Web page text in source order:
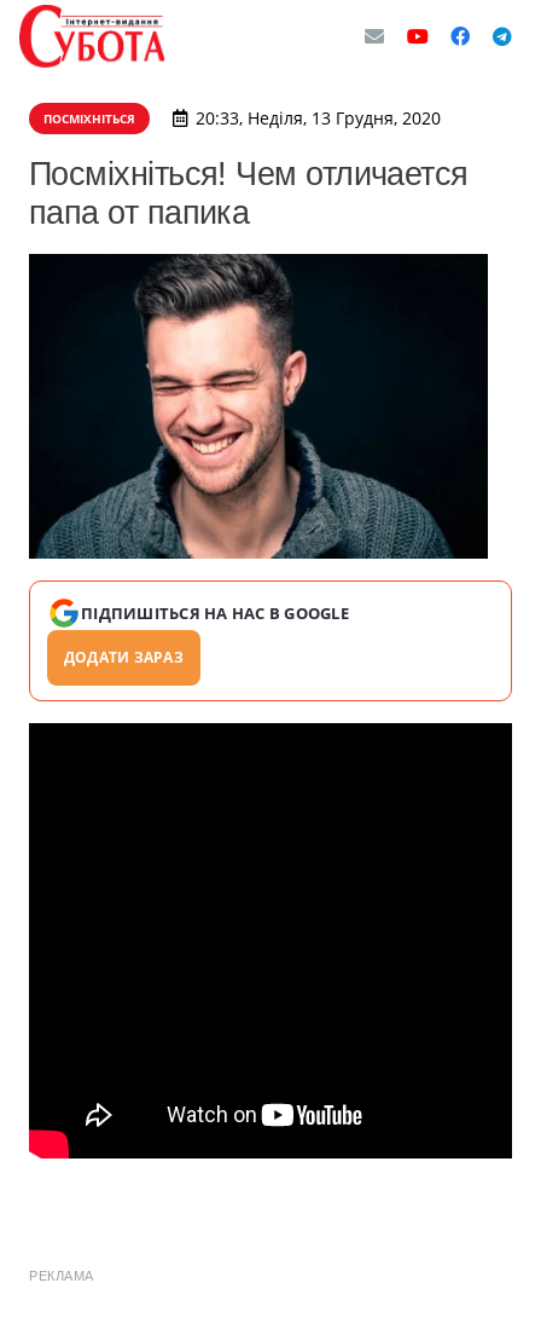
ПОСМІХНІТЬСЯ 20:33, Неділя, 13 Грудня, 2020
Посміхніться! Чем отличается
папа от папика
ПІДПИШІТЬСЯ НА НАС В GOOGLE
ДОДАТИ ЗАРАЗ
РЕКЛАМА